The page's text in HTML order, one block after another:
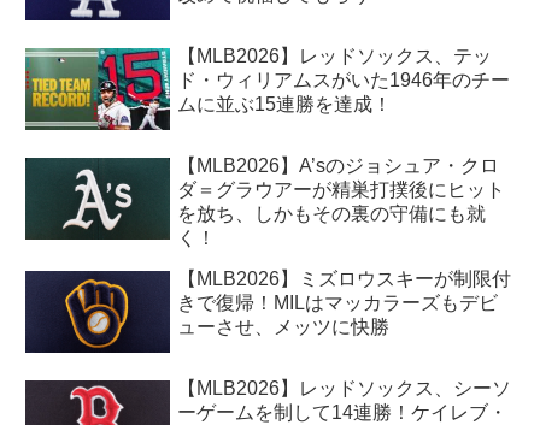
【MLB2026】レッドソックス、テッ
ド・ウィリアムスがいた1946年のチー
ムに並ぶ15連勝を達成！
【MLB2026】A’sのジョシュア・クロ
ダ＝グラウアーが精巣打撲後にヒット
を放ち、しかもその裏の守備にも就
く！
【MLB2026】ミズロウスキーが制限付
きで復帰！MILはマッカラーズもデビ
ューさせ、メッツに快勝
【MLB2026】レッドソックス、シーソ
ーゲームを制して14連勝！ケイレブ・